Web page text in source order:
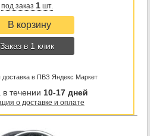
под заказ 1шт.
Заказ в 1 клик
доставка в ПВЗ Яндекс Маркет
в течении 10-17 дней
о доставке и оплате